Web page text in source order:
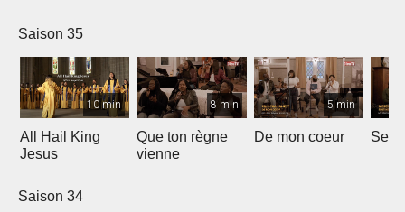
Saison 35
10 min
All Hail King
Jesus
8 min
Que ton règne
vienne
5 min
De mon coeur
Saison 34